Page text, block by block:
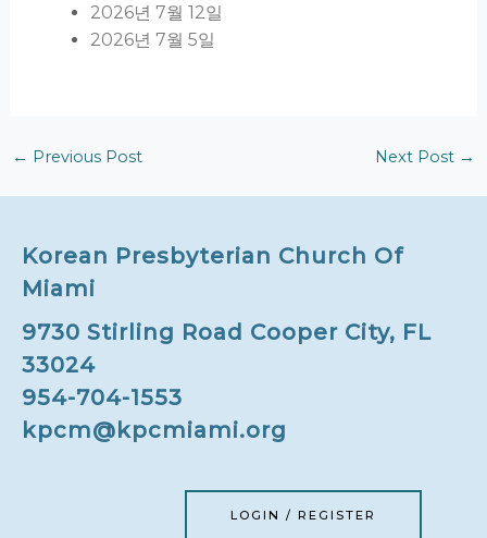
2026년 7월 12일
2026년 7월 5일
← Previous Post Next Post →
Korean Presbyterian Church Of
Miami
9730 Stirling Road Cooper City, FL
33024
954-704-1553
kpcm@kpcmiami.org
LOGIN / REGISTER